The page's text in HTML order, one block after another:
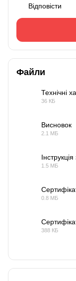
Відповісти
Файли
Технічні
36 КБ
Висновок
2.1 МБ
1.5 МБ
0.8 МБ
388 КБ